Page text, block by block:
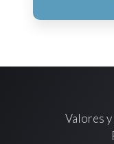
Valores